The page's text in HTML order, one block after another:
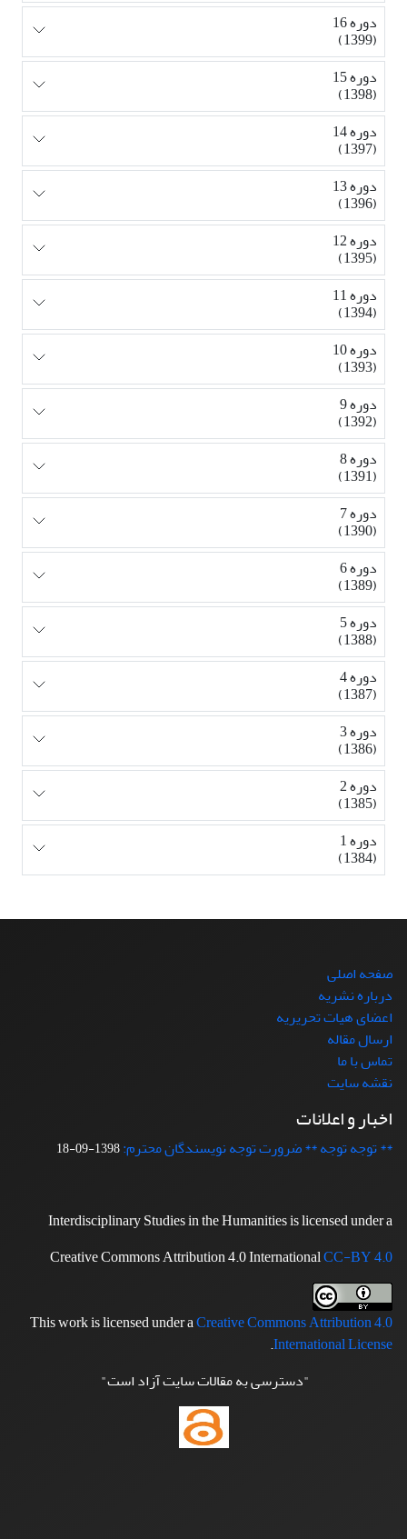
دوره 16
(1399)
دوره 15
(1398)
دوره 14
(1397)
دوره 13
(1396)
دوره 12
(1395)
دوره 11
(1394)
دوره 10
(1393)
دوره 9
(1392)
دوره 8
(1391)
دوره 7
(1390)
دوره 6
(1389)
دوره 5
(1388)
دوره 4
(1387)
دوره 3
(1386)
دوره 2
(1385)
دوره 1
(1384)
صفحه اصلی
درباره نشریه
اعضای هیات تحریریه
ارسال مقاله
تماس با ما
نقشه سایت
اخبار و اعلانات
** توجه توجه ** ضرورت توجه نویسندگان محترم:1398-09-18
Interdisciplinary Studies in the Humanities is licensed under a
Creative Commons Attribution 4.0 InternationalCC-BY 4.0
This work is licensed under aCreative Commons Attribution 4.0
International License
.
"دسترسی به مقالات سایت آزاد است"